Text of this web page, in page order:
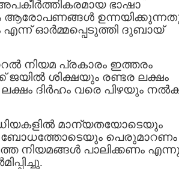
ഭാഷാ
ആരോപണങ്ങൾ
എന്ന് ഓർമ്മപ്പെടുത്തി ദുബായ്
നിയമ പ്രകാരം ഇത്തരം
ജയിൽ ശിക്ഷയും രണ്ടര ലക്ഷം
ദിർഹം വരെ പിഴയും
മാന്യതയോടെയും
ബോധത്തോടെയും പെരുമാറണം
നിയമങ്ങൾ പാലിക്കണം